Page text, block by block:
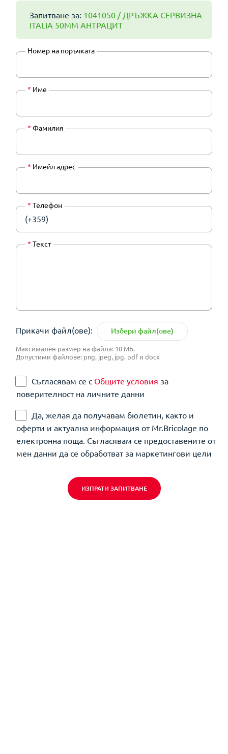
Запитване за: 1041050 / ДРЪЖКА СЕРВИЗНА
ITALIA 50ММ АНТРАЦИТ
Номер на поръчката
* Име
* Фамилия
* Имейл адрес
* Телефон
(+359)
* Текст
Прикачи файл(ове): Избери файл(ове)
Максимален размер на файла: 10 МБ.
Допустими файлове: png, jpeg, jpg, pdf и docx
Съгласявам се с Общите условия за
поверителност на личните данни
Да, желая да получавам бюлетин, както и
оферти и актуална информация от Mr.Bricolage по
електронна поща. Съгласявам се предоставените от
мен данни да се обработват за маркетингови цели
ИЗПРАТИ ЗАПИТВАНЕ